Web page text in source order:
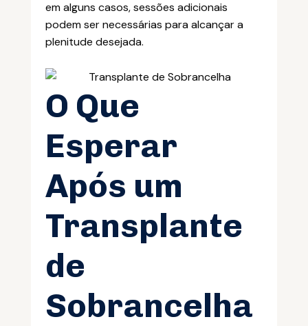
em alguns casos, sessões adicionais
podem ser necessárias para alcançar a
plenitude desejada.
O Que
Esperar
Após um
Transplante
de
Sobrancelha